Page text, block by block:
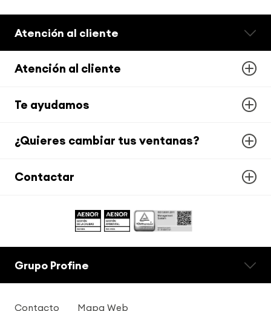
Atención al cliente
Atención al cliente
Te ayudamos
¿Quieres cambiar tus ventanas?
Contactar
Grupo Profine
Contacto Mapa Web